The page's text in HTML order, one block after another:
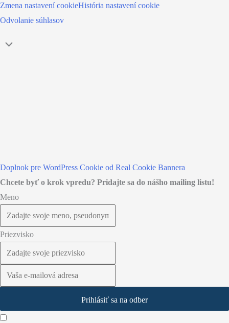
Zmena nastavení cookieHistória nastavení cookie
Odvolanie súhlasov
Doplnok pre WordPress Cookie od Real Cookie Bannera
Chcete byť o krok vpredu? Pridajte sa do nášho mailing listu!
Meno
Priezvisko
Prihlásiť sa na odber